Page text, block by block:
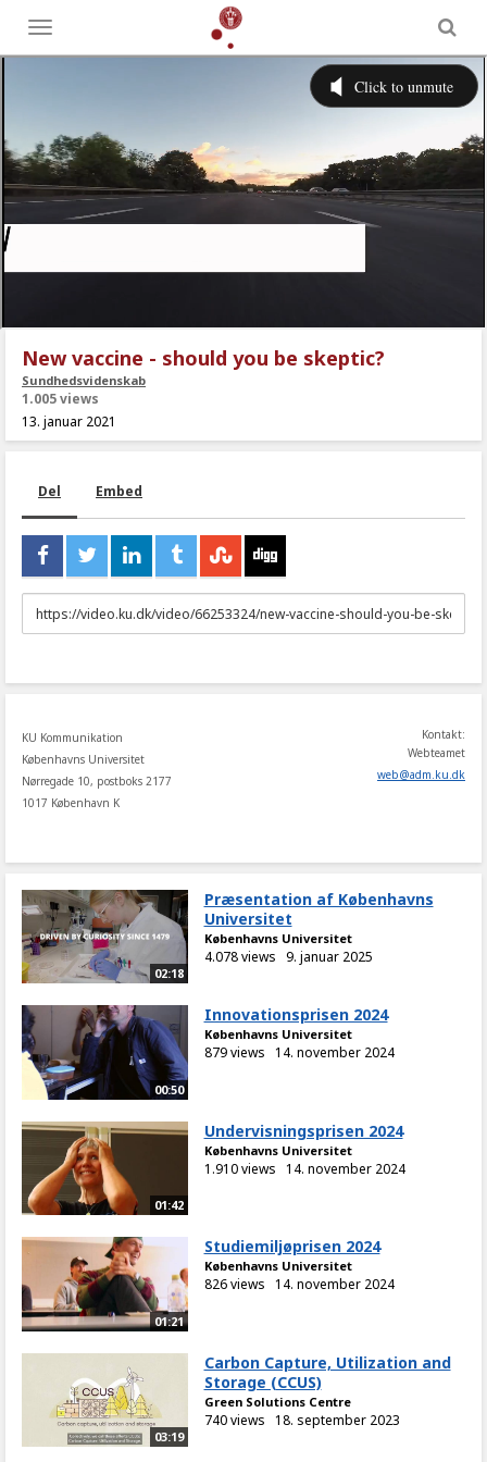
Toggle
menu
New vaccine - should you be skeptic?
Sundhedsvidenskab
1.005 views
13. januar 2021
Del Embed
URL
to
KU Kommunikation
Københavns Universitet
Nørregade 10, postboks 2177
1017 København K
Kontakt:
Webteamet
web@adm.ku.dk
02:18
Præsentation af Københavns
Universitet
Københavns Universitet
4.078 views 9. januar 2025
00:50
Innovationsprisen 2024
Københavns Universitet
879 views 14. november 2024
01:42
Undervisningsprisen 2024
Københavns Universitet
1.910 views 14. november 2024
01:21
Studiemiljøprisen 2024
Københavns Universitet
826 views 14. november 2024
03:19
Carbon Capture, Utilization and
Storage (CCUS)
Green Solutions Centre
740 views 18. september 2023